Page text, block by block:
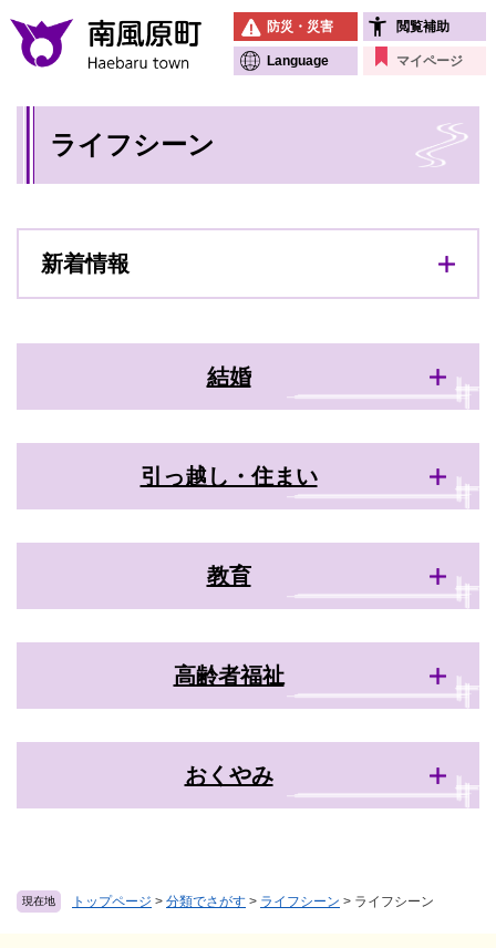
メニューを飛ばして本文へ
防災・災害 閲覧補助
Language マイページ
現在地 トップページ > 分類でさがす > ライフシーン > ライフシーン
ライフシーン
新着情報
結婚
引っ越し・住まい
教育
高齢者福祉
おくやみ